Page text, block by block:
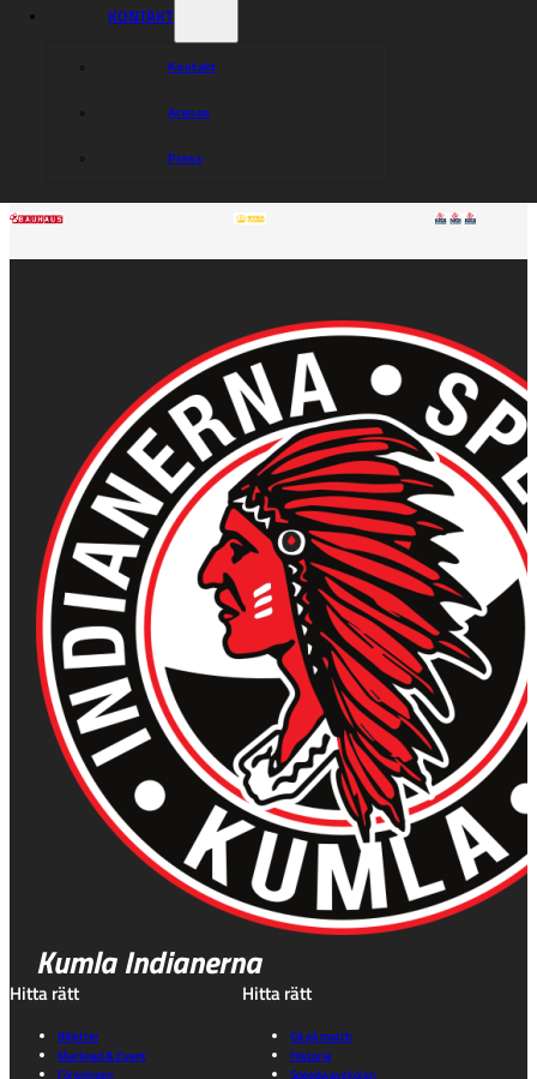
KONTAKT
Kontakt
Arenan
Press
Kumla Indianerna
Hitta rätt
Biljetter
Marknad & Event
Föreningen
Hitta rätt
Gå på match
Historia
Speedwayskolan